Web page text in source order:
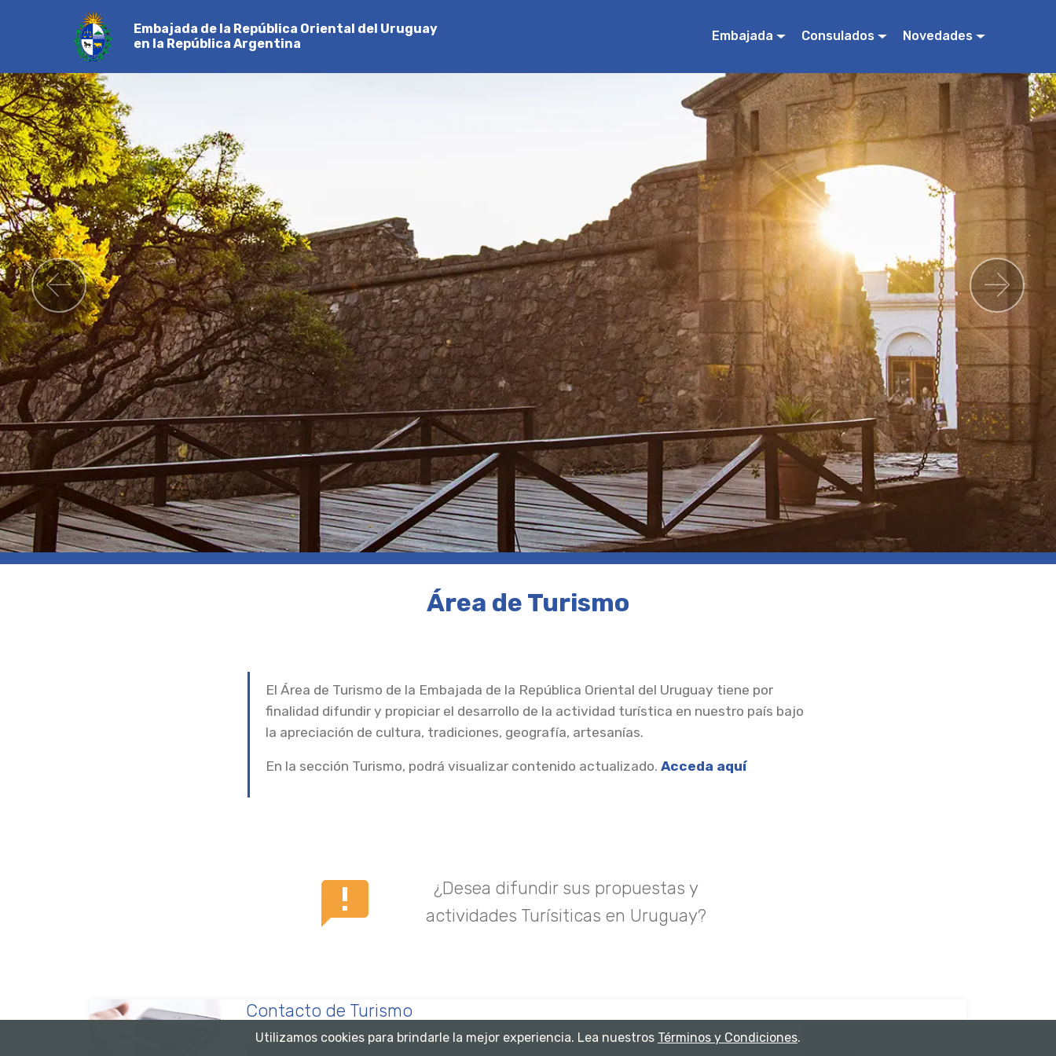
Embajada de la República Oriental del Uruguay
en la República Argentina
Embajada Consulados Novedades
Previous Next
Área de Turismo
El Área de Turismo de la Embajada de la República Oriental del Uruguay tiene por
finalidad difundir y propiciar el desarrollo de la actividad turística en nuestro país bajo
la apreciación de cultura, tradiciones, geografía, artesanías.
En la sección Turismo, podrá visualizar contenido actualizado. Acceda aquí
¿Desea difundir sus propuestas y
actividades Turísiticas en Uruguay?
Contacto de Turismo
Utilizamos cookies para brindarle la mejor experiencia. Lea nuestros Términos y Condiciones.